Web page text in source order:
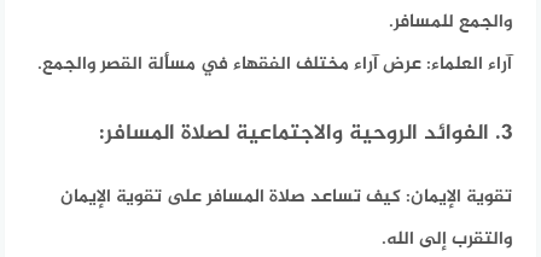
والجمع للمسافر.
آراء العلماء: عرض آراء مختلف الفقهاء في مسألة القصر والجمع.
3. الفوائد الروحية والاجتماعية لصلاة المسافر:
تقوية الإيمان: كيف تساعد صلاة المسافر على تقوية الإيمان
والتقرب إلى الله.